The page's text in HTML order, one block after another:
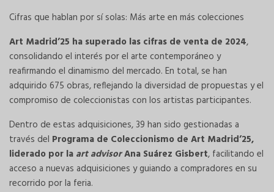
Cifras que hablan por sí solas: ​Más arte en más colecciones
Art Madrid’25 ha superado las cifras de venta de 2024,
consolidando el interés por el arte contemporáneo y
reafirmando el dinamismo del mercado. En total, se han
adquirido 675 obras, reflejando la diversidad de propuestas y el
compromiso de coleccionistas con los artistas participantes.
Dentro de estas adquisiciones, 39 han sido gestionadas a
través del Programa de Coleccionismo de Art Madrid’25,
liderado por la art advisorAna Suárez Gisbert, facilitando el
acceso a nuevas adquisiciones y guiando a compradores en su
recorrido por la feria.